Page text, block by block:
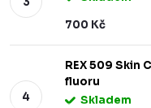
700 Kč
REX 509 Skin
fluoru
Skladem